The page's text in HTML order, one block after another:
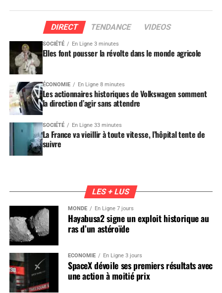
DIRECT TENDANCE VIDEOS
SOCIÉTÉ En Ligne 3 minutes
Elles font pousser la révolte dans le monde agricole
ÉCONOMIE En Ligne 8 minutes
Les actionnaires historiques de Volkswagen somment
la direction d’agir sans attendre
SOCIÉTÉ En Ligne 33 minutes
La France va vieillir à toute vitesse, l’hôpital tente de
suivre
LES + LUS
MONDE En Ligne 7 jours
Hayabusa2 signe un exploit historique au
ras d’un astéroïde
ÉCONOMIE En Ligne 3 jours
SpaceX dévoile ses premiers résultats avec
une action à moitié prix